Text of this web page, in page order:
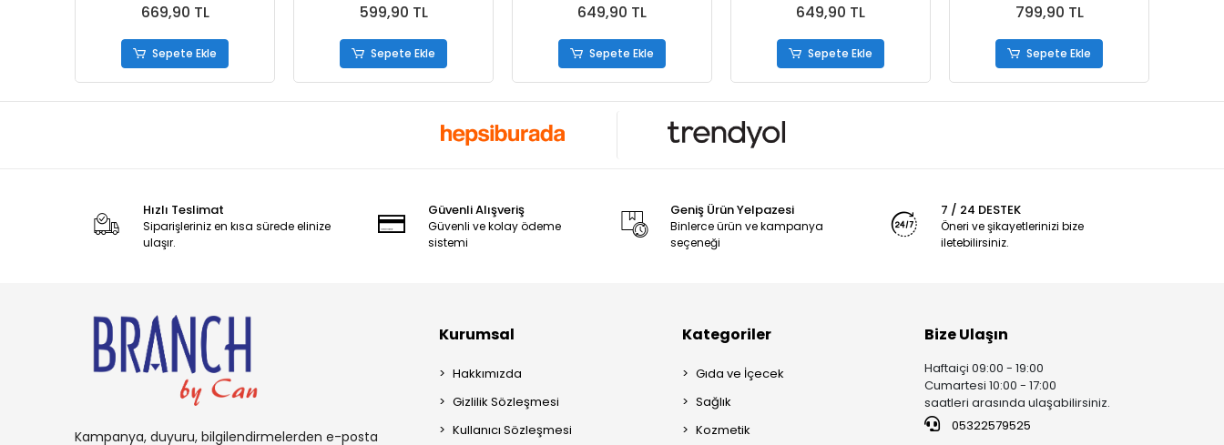
669,90 TL
Sepete Ekle
599,90 TL
Sepete Ekle
649,90 TL
Sepete Ekle
649,90 TL
Sepete Ekle
799,90 TL
Sepete Ekle
Hızlı Teslimat
Siparişleriniz en kısa sürede elinize
ulaşır.
Güvenli Alışveriş
Güvenli ve kolay ödeme
sistemi
Geniş Ürün Yelpazesi
Binlerce ürün ve kampanya
seçeneği
7 / 24 DESTEK
Öneri ve şikayetlerinizi bize
iletebilirsiniz.
Kampanya, duyuru, bilgilendirmelerden e-posta
Kurumsal
Hakkımızda
Gizlilik Sözleşmesi
Kullanıcı Sözleşmesi
Kategoriler
Gıda ve İçecek
Sağlık
Kozmetik
Bize Ulaşın
Haftaiçi 09:00 - 19:00
Cumartesi 10:00 - 17:00
saatleri arasında ulaşabilirsiniz.
05322579525